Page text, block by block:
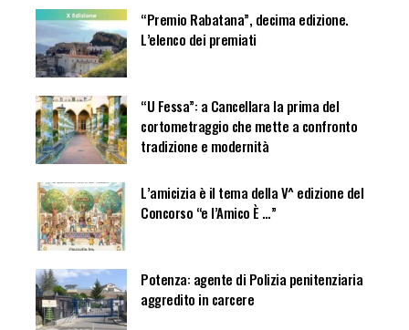
“Premio Rabatana”, decima edizione.
L’elenco dei premiati
“U Fessa”: a Cancellara la prima del
cortometraggio che mette a confronto
tradizione e modernità
L’amicizia è il tema della V^ edizione del
Concorso “e l’Amico È …”
Potenza: agente di Polizia penitenziaria
aggredito in carcere